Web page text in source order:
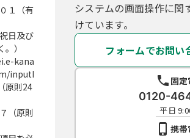
１（有
日及び
）
kana
inputI
原則24
（原則
システムの画面操作に関
けています。
フォームでお問い
固定
0120-
平日
携帯